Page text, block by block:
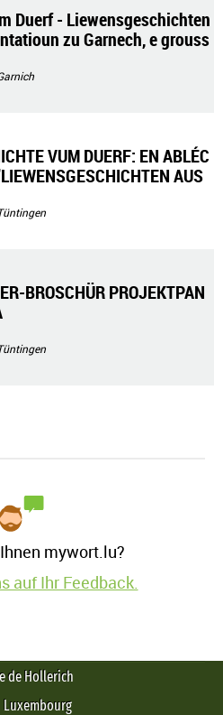
Duerf - Liewensgeschichten
zu Garnech, e grouss
VUM DUERF: EN ABLÉC
AUS
BROSCHÜR PROJEKTPAN
mywort.lu?
auf Ihr Feedback.
de Hollerich
Luxembourg